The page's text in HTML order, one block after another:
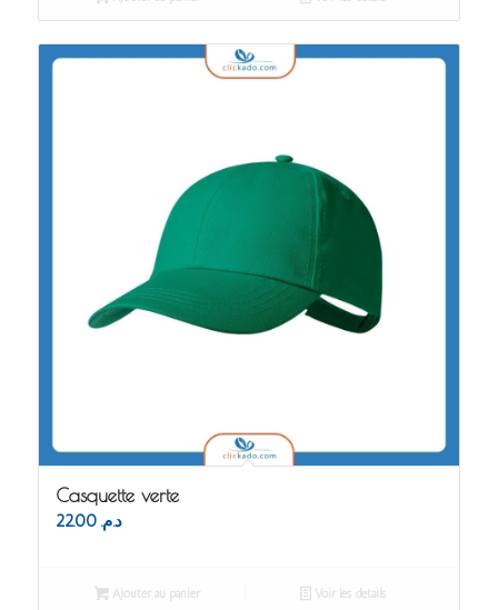
Casquette verte
د.م. 22.00
Ajouter au panier Voir les détails